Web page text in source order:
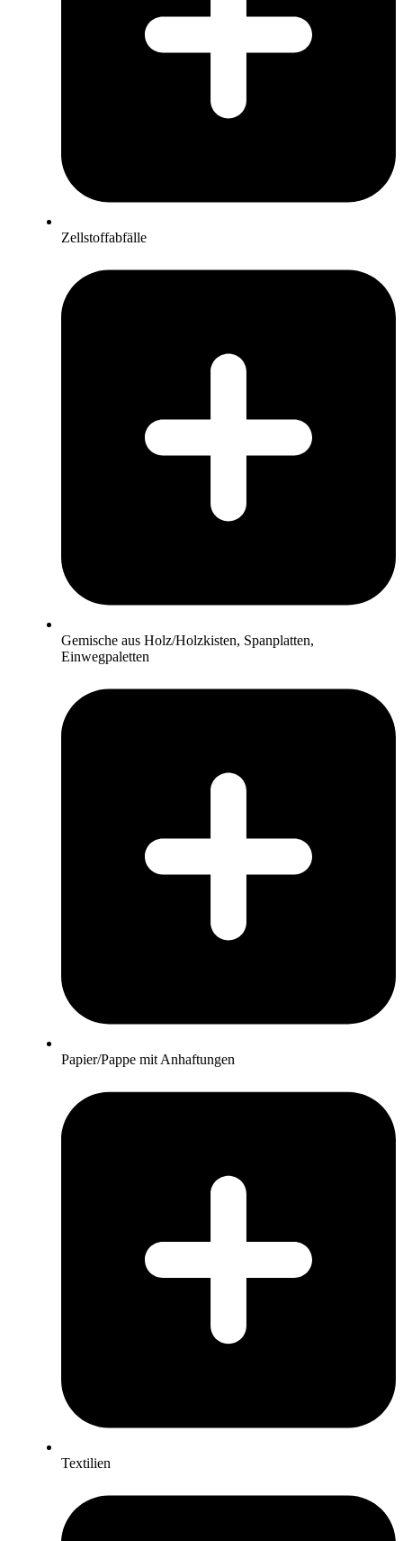
Zellstoffabfälle
Gemische aus Holz/Holzkisten, Spanplatten,
Einwegpaletten
Papier/Pappe mit Anhaftungen
Textilien